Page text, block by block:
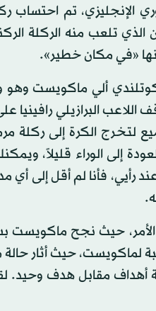
الدوري الإنجليزي، تم
تلعب منه الركلة
«في مكان خطير».
ألي ماكويست وهو
البرازيلي
فوق الجميع لتخرج الكرة
إلى الوراء قليلاً،
عند رأيي، فأنا لم أقل
حيث نجح ماكويست
لماكويست، حيث أثار
أهداف مقابل هدف